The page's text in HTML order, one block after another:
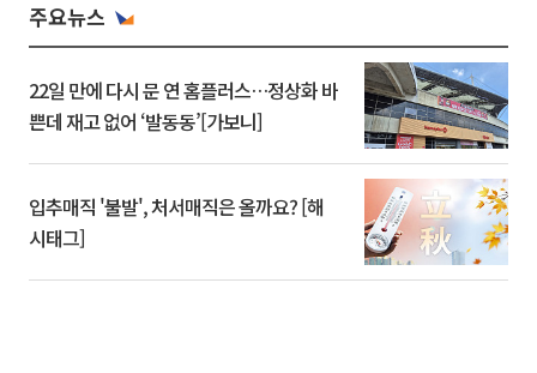
주요뉴스
22일 만에 다시 문 연 홈플러스…정상화 바
쁜데 재고 없어 ‘발동동’[가보니]
입추매직 '불발', 처서매직은 올까요? [해
시태그]